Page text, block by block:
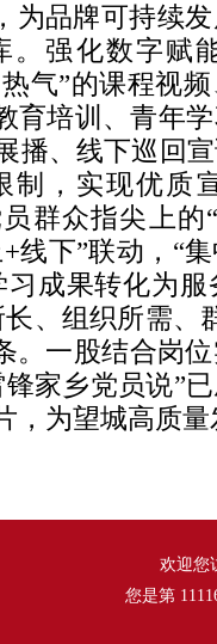
为品牌可持续
。强化数字赋
气”的课程视
育培训、青年
播、线下巡回
制，实现优质
群众指尖上的
线下”联动，“
成果转化为
、组织所需、
。一股结合岗
家乡党员说”
，为望城高质
欢迎您
您是第